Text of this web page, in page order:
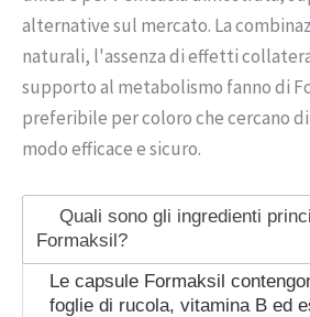
alternative sul mercato. La
naturali, l'assenza di effetti
supporto al metabolismo fanno di
preferibile per coloro che cercano
modo efficace e sicuro.
Quali sono gli ingredienti
Formaksil?
Le capsule Formaksil
foglie di rucola, vitamina B ed